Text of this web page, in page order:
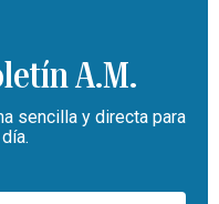
A.M.
sencilla y directa para